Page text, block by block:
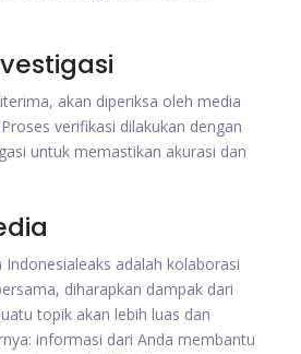
akan diperiksa oleh media
verifikasi dilakukan dengan
untuk memastikan akurasi dan
adalah kolaborasi
diharapkan dampak dari
topik akan lebih luas dan
informasi dari Anda membantu